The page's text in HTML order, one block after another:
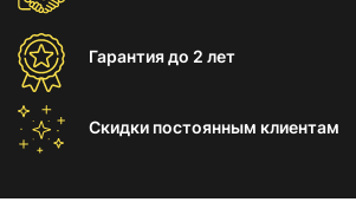
Гарантиядо 2 лет
Скидки постоянным клиентам